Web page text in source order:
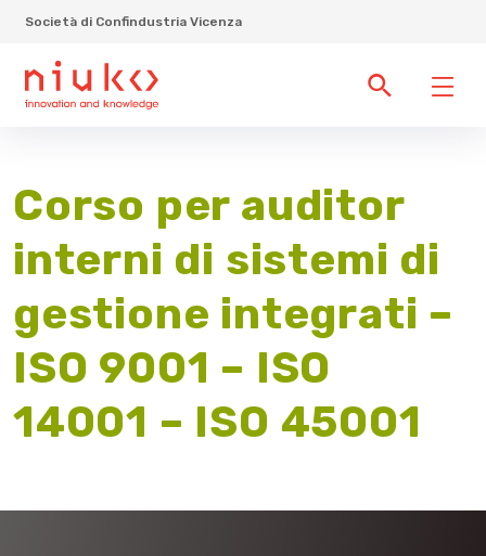
Società di Confindustria Vicenza
Corso per auditor
interni di sistemi di
gestione integrati –
ISO 9001 – ISO
14001 – ISO 45001